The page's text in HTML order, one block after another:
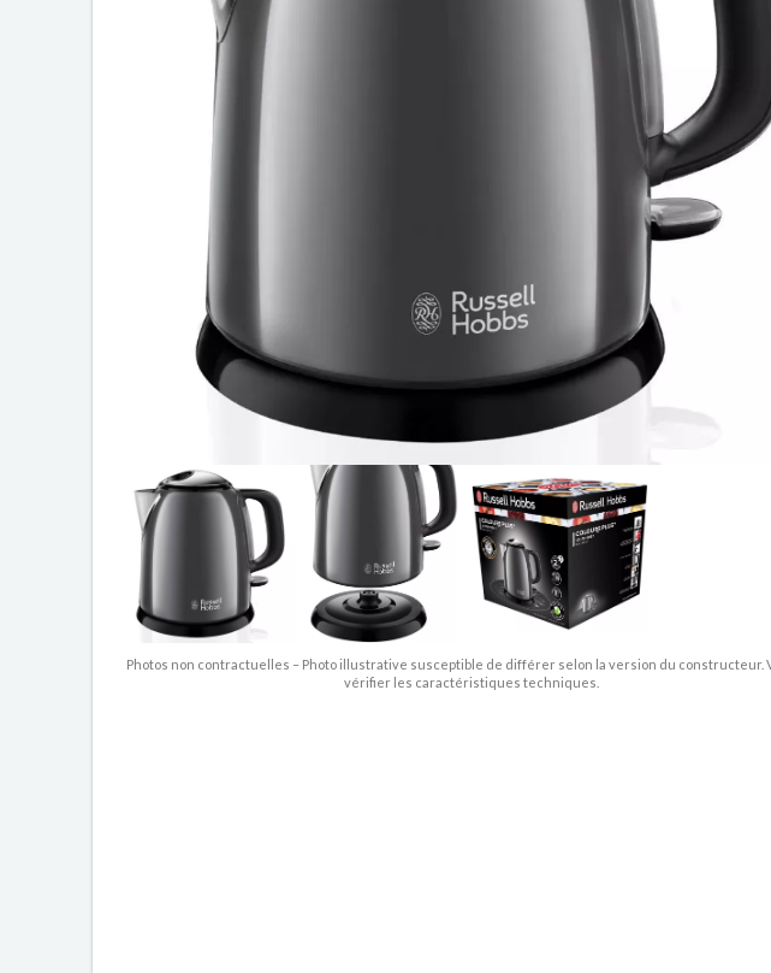
Photos non contractuelles – Photo illustrative susceptible de différer selon la version du constructeur.
vérifier les caractéristiques techniques.